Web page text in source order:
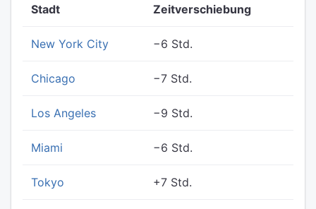
Stadt Zeitverschiebung
New York City −6 Std.
Chicago −7 Std.
Los Angeles −9 Std.
Miami −6 Std.
Tokyo +7 Std.